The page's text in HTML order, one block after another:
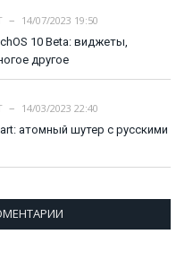
14/07/2023 19:50
10 Beta: виджеты,
другое
14/03/2023 22:40
атомный шутер с русскими